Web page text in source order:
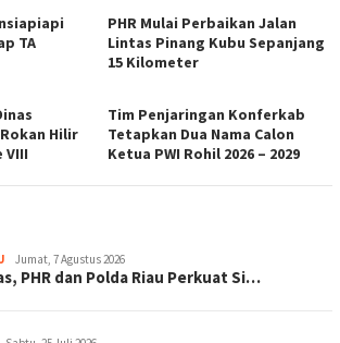
TA
PHR Mulai Perbaikan Jalan
Lintas Pinang Kubu Sepanjang
15 Kilometer
Hilir
VIII
Tim Penjaringan Konferkab
Tetapkan Dua Nama Calon
Ketua PWI Rohil 2026 – 2029
Jumat, 7 Agustus 2026
PHR dan Polda Riau Perkuat Si…